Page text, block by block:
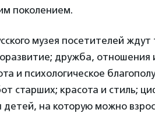
поколением.
музея посетителей
дружба, отношения
и психологическое
старших; красота и стиль;
на которую можно